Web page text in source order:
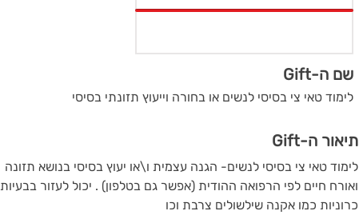
שם ה-Gift
לימוד טאי צי בסיסי לנשים או בחורה וייעוץ תזונתי בסיסי
תיאור ה-Gift
לימוד טאי צי בסיסי לנשים- הגנה עצמית ו\או יעוץ בסיסי בנושא תזונה
ואורח חיים לפי הרפואה ההודית (אפשר גם בטלפון) . יכול לעזור בבעיות
כרוניות כמו אקנה שילשולים צרבת וכו